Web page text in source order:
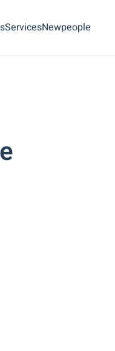
ServicesNewpeople